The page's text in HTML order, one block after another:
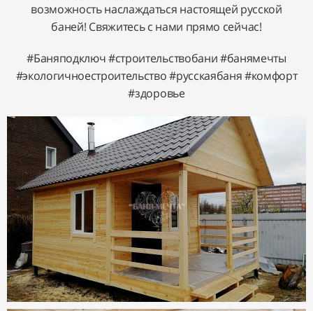
возможность наслаждаться настоящей русской
баней! Свяжитесь с нами прямо сейчас!
#Баняподключ #строительствобани #банямечты
#экологичноестроительство #русскаябаня #комфорт
#здоровье